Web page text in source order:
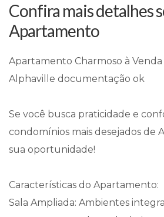
Confira mais detalhes
Apartamento
Apartamento Charmoso à
Alphaville documentação ok
Se você busca praticidade e
condomínios mais desejados de
sua oportunidade!
Características do Apartamento:
Sala Ampliada: Ambientes